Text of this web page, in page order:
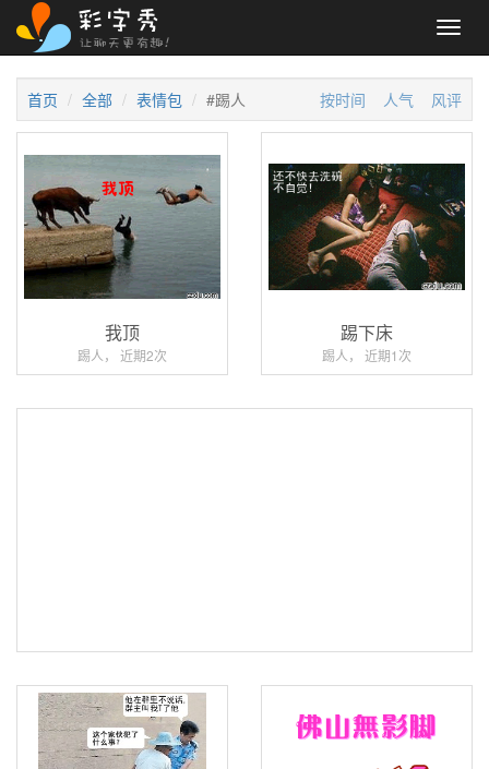
首页 全部 表情包 #踢人 按时间 人气 风评
我顶
踢人， 近期2次
踢下床
踢人， 近期1次